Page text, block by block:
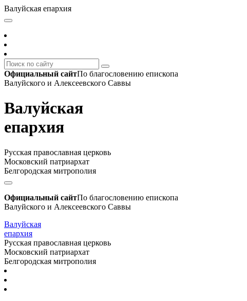
Валуйская епархия
Официальный сайтПо благословению епископа
Валуйского и Алексеевского Саввы
Валуйская
епархия
Русская православная церковь
Московский патриархат
Белгородская митрополия
Официальный сайтПо благословению епископа
Валуйского и Алексеевского Саввы
Валуйская
епархия
Русская православная церковь
Московский патриархат
Белгородская митрополия